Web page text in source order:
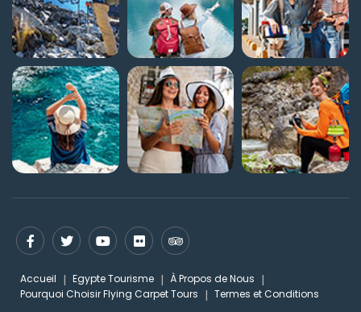
Accueil Egypte Tourisme
À Propos de Nous
Pourquoi Choisir Flying Carpet Tours
Termes et Conditions